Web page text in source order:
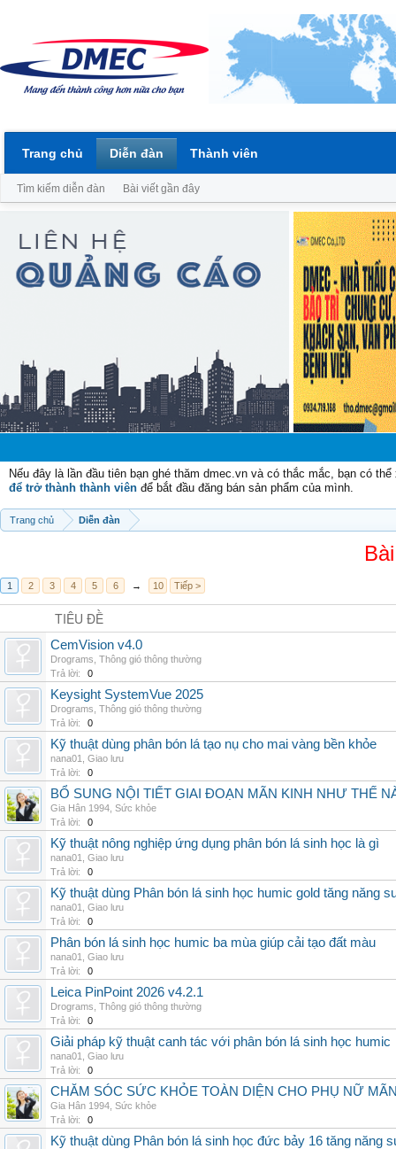
Nếu đây là lần đầu tiên bạn ghé thăm dmec.vn và có thắc mắc, bạn có
để trở thành thành viên để bắt đầu đăng bán sản phẩm của mình.
Trang chủ Diễn đàn
1 2 3 4 5 6 → 10 Tiếp >
TIÊU ĐỀ
CemVision v4.0
Drograms Thông gió thông thường
Trả lời:
0
Keysight SystemVue 2025
Drograms Thông gió thông thường
Trả lời:
0
Kỹ thuật dùng phân bón lá tạo nụ cho mai vàng bền khỏe
nana01
Giao lưu
Trả lời:
0
BỔ SUNG NỘI TIẾT GIAI ĐOẠN MÃN KINH NHƯ THẾ
Gia Hân 1994 Sức khỏe
Trả lời:
0
Kỹ thuật nông nghiệp ứng dụng phân bón lá sinh học là gì
nana01
Giao lưu
Trả lời:
0
Kỹ thuật dùng Phân bón lá sinh học humic gold tăng năng
nana01
Giao lưu
Trả lời:
0
Phân bón lá sinh học humic ba mùa giúp cải tạo đất màu
nana01
Giao lưu
Trả lời:
0
Leica PinPoint 2026 v4.2.1
Drograms Thông gió thông thường
Trả lời:
0
Giải pháp kỹ thuật canh tác với phân bón lá sinh học humic
nana01
Giao lưu
Trả lời:
0
CHĂM SÓC SỨC KHỎE TOÀN DIỆN CHO PHỤ NỮ
Gia Hân 1994 Sức khỏe
Trả lời:
0
Kỹ thuật dùng Phân bón lá sinh học đức bảy 16 tăng năng
Trang chủ Diễn đàn
Tìm kiếm diễn đàn Bài viết gần đây
Thành viên